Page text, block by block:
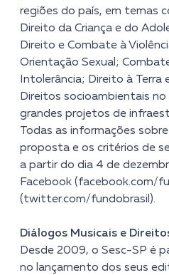
regiões do país, em temas
Direito da Criança e do
Direito e Combate à
Orientação Sexual;
Intolerância; Direito à Terra
Direitos socioambientais
grandes projetos de
Todas as informações
proposta e os critérios de
a partir do dia 4 de
Facebook (facebook.com/
(twitter.com/fundobrasil ).
Diálogos Musicais e
Desde 2009, o Sesc-SP é
no lançamento dos seus